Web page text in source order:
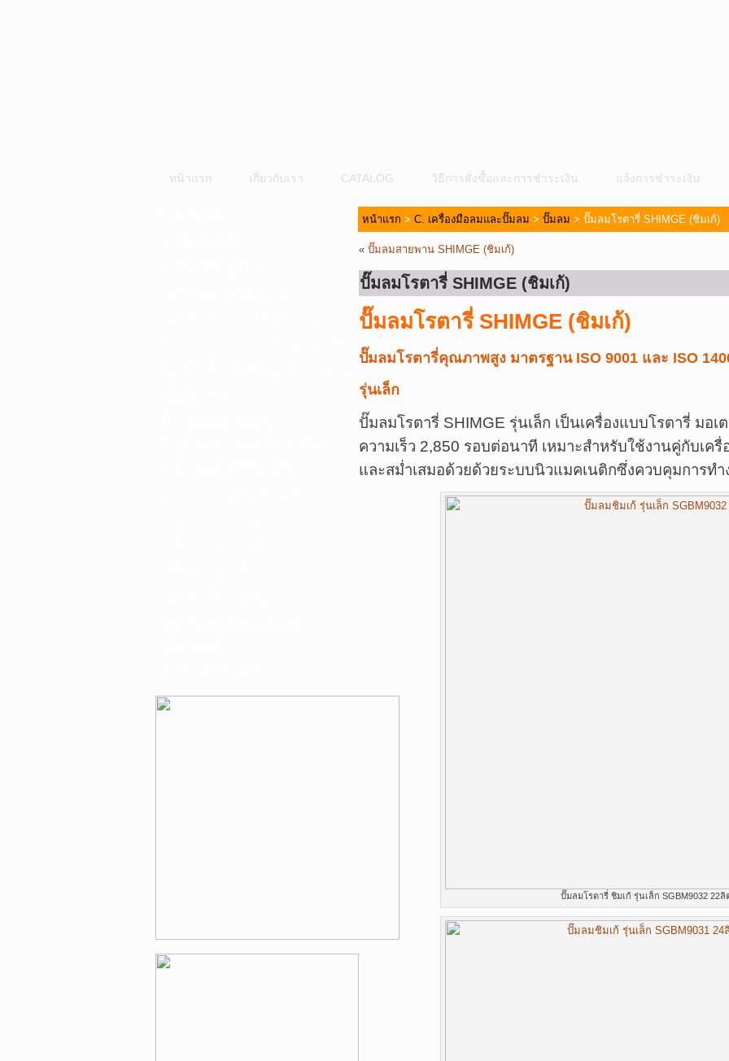
หน้าแรก เกี่ยวกับเรา CATALOG วิธีการสั่งซื้อและการชำระเงิน แจ้งการชำระเงิน
D. เครื่องมือก่อสร้าง-เครื่องมืออุตสาหกรรม
หน้าแรก > C. เครื่องมือลมและปั๊มลม > ปั๊มลม > ปั๊มลมโรตารี่ SHIMGE (ชิมเก้)
« ปั๊มลมสายพาน SHIMGE (ชิมเก้)
ปั๊มลมโรตารี่ SHIMGE (ชิมเก้)
ปั๊มลมโรตารี่ SHIMGE (ชิมเก้)
ปั๊มลมโรตารี่คุณภาพสูง มาตรฐาน ISO 9001 และ ISO
รุ่นเล็ก
ปั๊มลมโรตารี่ SHIMGE รุ่นเล็ก เป็นเครื่องแบบโรตารี่ มอ
ความเร็ว 2,850 รอบต่อนาที เหมาะสำหรับใช้งานคู่กับเค
และสม่ำเสมอด้วยด้วยระบบนิวแมคเนติกซึ่งควบคุมการทำ
ปั๊มลมโรตารี่ ชิมเก้ รุ่นเล็ก SGBM9032 22ลิ